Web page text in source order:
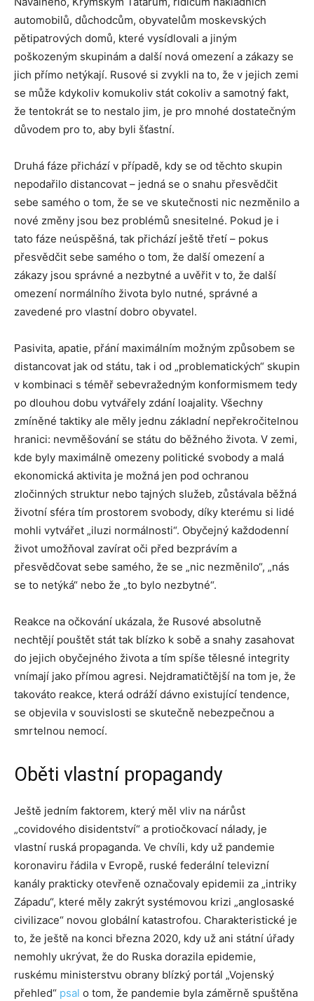
automobilů, důchodcům, obyvatelům moskevských
pětipatrových domů, které vysídlovali a jiným
poškozeným skupinám a další nová omezení a zákazy se
jich přímo netýkají. Rusové si zvykli na to, že v jejich zemi
se může kdykoliv komukoliv stát cokoliv a samotný fakt,
že tentokrát se to nestalo jim, je pro mnohé dostatečným
důvodem pro to, aby byli šťastní.
Druhá fáze přichází v případě, kdy se od těchto skupin
nepodařilo distancovat – jedná se o snahu přesvědčit
sebe samého o tom, že se ve skutečnosti nic nezměnilo a
nové změny jsou bez problémů snesitelné. Pokud je i
tato fáze neúspěšná, tak přichází ještě třetí – pokus
přesvědčit sebe samého o tom, že další omezení a
zákazy jsou správné a nezbytné a uvěřit v to, že další
omezení normálního života bylo nutné, správné a
zavedené pro vlastní dobro obyvatel.
Pasivita, apatie, přání maximálním možným způsobem se
distancovat jak od státu, tak i od „problematických“ skupin
v kombinaci s téměř sebevražedným konformismem tedy
po dlouhou dobu vytvářely zdání loajality. Všechny
zmíněné taktiky ale měly jednu základní nepřekročitelnou
hranici: nevměšování se státu do běžného života. V zemi,
kde byly maximálně omezeny politické svobody a malá
ekonomická aktivita je možná jen pod ochranou
zločinných struktur nebo tajných služeb, zůstávala běžná
životní sféra tím prostorem svobody, díky kterému si lidé
mohli vytvářet „iluzi normálnosti“. Obyčejný každodenní
život umožňoval zavírat oči před bezprávím a
přesvědčovat sebe samého, že se „nic nezměnilo“, „nás
se to netýká“ nebo že „to bylo nezbytné“.
Reakce na očkování ukázala, že Rusové absolutně
nechtějí pouštět stát tak blízko k sobě a snahy zasahovat
do jejich obyčejného života a tím spíše tělesné integrity
vnímají jako přímou agresi. Nejdramatičtější na tom je, že
takováto reakce, která odráží dávno existující tendence,
se objevila v souvislosti se skutečně nebezpečnou a
smrtelnou nemocí.
Oběti vlastní propagandy
Ještě jedním faktorem, který měl vliv na nárůst
„covidového disidentství“ a protiočkovací nálady, je
vlastní ruská propaganda. Ve chvíli, kdy už pandemie
koronaviru řádila v Evropě, ruské federální televizní
kanály prakticky otevřeně označovaly epidemii za „intriky
Západu“, které měly zakrýt systémovou krizi „anglosaské
civilizace“ novou globální katastrofou. Charakteristické je
to, že ještě na konci března 2020, kdy už ani státní úřady
nemohly ukrývat, že do Ruska dorazila epidemie,
ruskému ministerstvu obrany blízký portál „Vojenský
přehled“ psal o tom, že pandemie byla záměrně spuštěna